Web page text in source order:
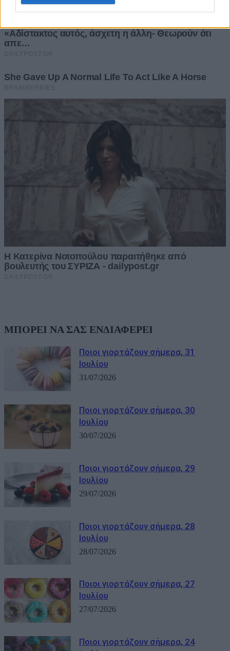
ΜΠΟΡΕΙ ΝΑ ΣΑΣ ΕΝΔΙΑΦΕΡΕΙ
Ποιοι γιορτάζουν σήμερα, 31
Ιουλίου
31/07/2026
Ποιοι γιορτάζουν σήμερα, 30
Ιουλίου
30/07/2026
Ποιοι γιορτάζουν σήμερα, 29
Ιουλίου
29/07/2026
Ποιοι γιορτάζουν σήμερα, 28
Ιουλίου
28/07/2026
Ποιοι γιορτάζουν σήμερα, 27
Ιουλίου
27/07/2026
Ποιοι γιορτάζουν σήμερα, 24